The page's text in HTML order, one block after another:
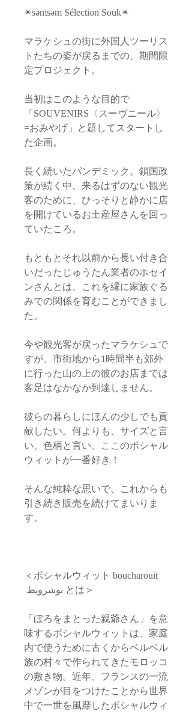
✴︎səmsəm Sélection Souk✴︎
マラケシュの街に外国人ツーリス
トたちの姿が戻るまでの、期間限
定プロジェクト。
当初はこのような目的で
「SOUVENIRS〈スーヴニール〉
=おみやげ」と題してスタートし
た企画。
長く続いたパンデミック。鎖国政
策が続く中、来るはずのない観光
客のために、ひっそりと静かに店
を開けているお土産屋さんを回っ
ていたころ。
もともとそれ以前から長い付き合
いだったじゅうたん業者のホセイ
ンさんとは、これを縁に家族ぐる
みでの関係を育むことができまし
た。
今や観光客が戻ったマラケシュで
すが、市街地から1時間半も郊外
に行った山の上の彼のお店までは
客足はなかなか到達しません。
彼らの暮らしにほんの少しでも貢
献したい。何よりも、サイズと言
い、色柄と言い、ここのボシャル
ウィットが一番好き！
そんな純粋な思いで、これからも
引き続き販売を続けてまいりま
す。
＜ボシャルウィット boucharouit
بوشرويط とは＞
「ぼろをまとった親爺さん」を意
味するボシャルウィットは、家庭
内で使うために古くからベルベル
族の村々で作られてきたモロッコ
の敷き物。近年、フランスの一流
メゾンが目をつけたことから世界
中で一世を風靡したボシャルウィ